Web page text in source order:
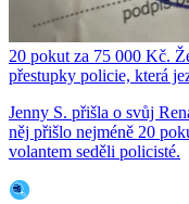
20 pokut za 75 000 Kč.
přestupky policie, která
Jenny S. přišla o svůj
něj přišlo nejméně 20
volantem seděli policisté.